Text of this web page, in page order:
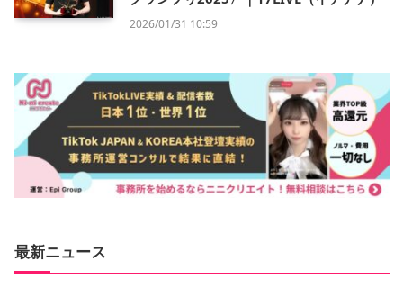
2026/01/31 10:59
最新ニュース